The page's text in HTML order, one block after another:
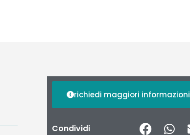
richiedi maggiori informazioni
Condividi